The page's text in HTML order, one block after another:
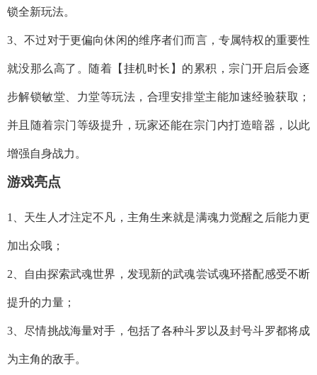
锁全新玩法。
3、不过对于更偏向休闲的维序者们而言，专属特权的重要性
就没那么高了。随着【挂机时长】的累积，宗门开启后会逐
步解锁敏堂、力堂等玩法，合理安排堂主能加速经验获取；
并且随着宗门等级提升，玩家还能在宗门内打造暗器，以此
增强自身战力。
游戏亮点
1、天生人才注定不凡，主角生来就是满魂力觉醒之后能力更
加出众哦；
2、自由探索武魂世界，发现新的武魂尝试魂环搭配感受不断
提升的力量；
3、尽情挑战海量对手，包括了各种斗罗以及封号斗罗都将成
为主角的敌手。